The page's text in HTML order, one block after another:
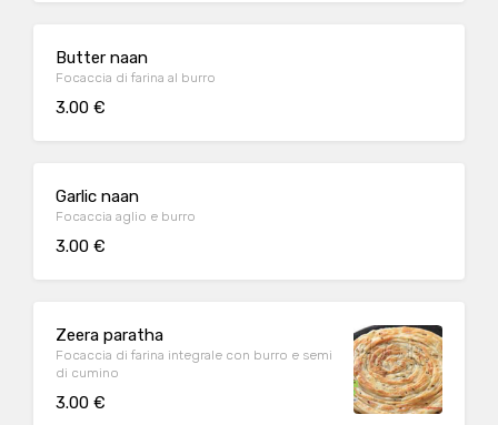
Butter naan
Focaccia di farina al burro
3.00 €
Garlic naan
Focaccia aglio e burro
3.00 €
Zeera paratha
Focaccia di farina integrale con burro e semi
di cumino
3.00 €